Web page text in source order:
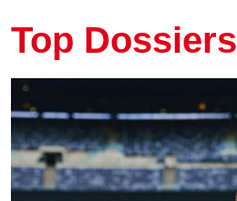
Top Dossiers